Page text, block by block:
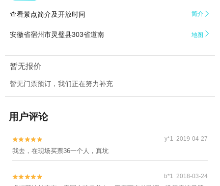
查看景点简介及开放时间 简介 
安徽省宿州市灵璧县303省道南 地图 
暂无报价
暂无门票预订，我们正在努力补充
用户评论

 y*1 2019-04-27
我去，在现场买票36一个人，真坑

 b*1 2018-03-24